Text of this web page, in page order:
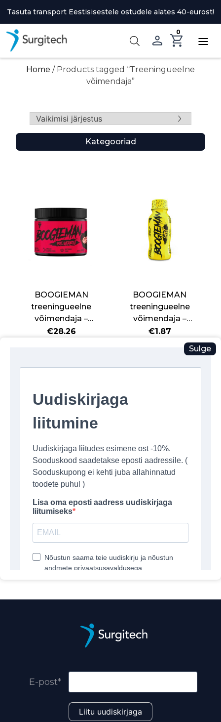
to
Tasuta transport Eestisisestele ostudele alates 40-eurost!
0
Home / Products tagged “Treeningueelne
võimendaja”
Kategooriad
BOOGIEMAN
treeningueelne
võimendaja –
kommimaitseline
€28.26
võimendaja
kommimaitseline
quantity
BOOGIEMAN
treeningueelne
võimendaja –
troopiline
€1.87
BOOGIEMAN
võimendaja
LISA KORVI
võimendaja 6PAK
€1.51
võimendaja
6PAK
LISA KORVI
E-post*
Sulge